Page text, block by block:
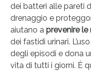
dei batteri alle pareti
drenaggio e
aiutano a prevenire le
dei fastidi urinari.
degli episodi e dona
vita di tutti i giorni. È